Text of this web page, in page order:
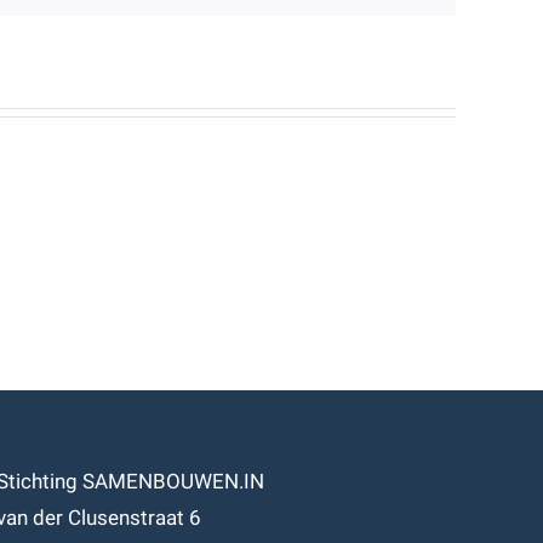
SAMENBOUWEN.IN
der Clusenstraat 6